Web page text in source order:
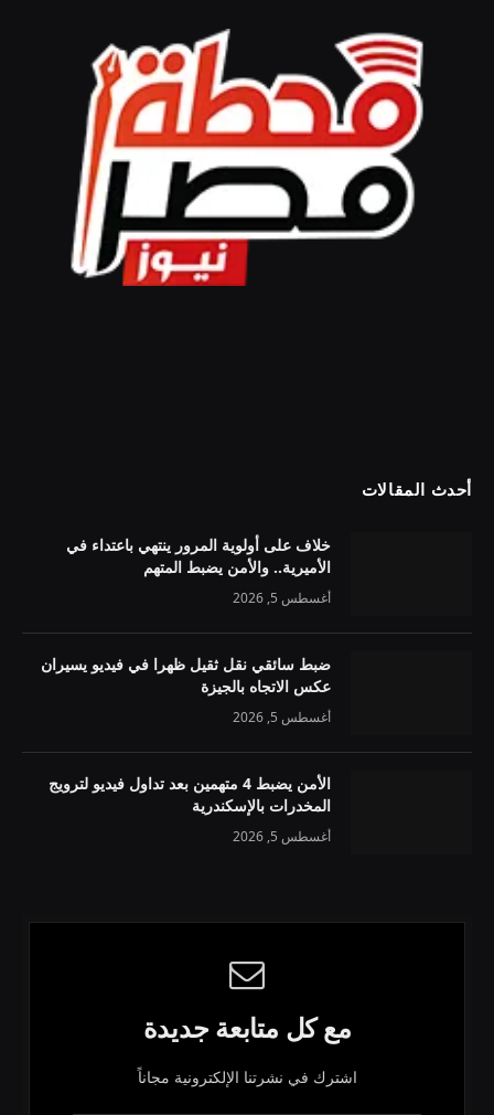
أحدث المقالات
خلاف على أولوية المرور ينتهي باعتداء في
الأميرية.. والأمن يضبط المتهم
أغسطس 5, 2026
ضبط سائقي نقل ثقيل ظهرا في فيديو يسيران
عكس الاتجاه بالجيزة
أغسطس 5, 2026
الأمن يضبط 4 متهمين بعد تداول فيديو لترويج
المخدرات بالإسكندرية
أغسطس 5, 2026
مع كل متابعة جديدة
اشترك في نشرتنا الإلكترونية مجاناً